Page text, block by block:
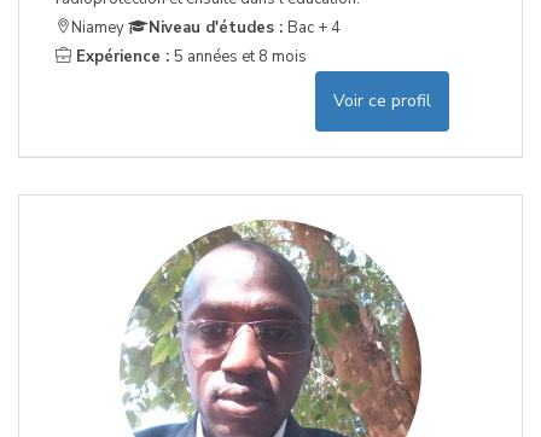
Niamey
Niveau d'études : Bac + 4
Expérience : 5 années et 8 mois
Voir ce profil